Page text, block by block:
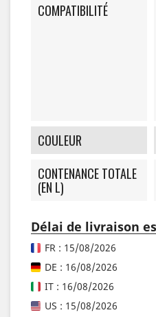
COMPATIBILITÉ
COULEUR
CONTENANCE TOTALE
(EN L)
Délai de livraison
FR : 15/08/2026
DE : 16/08/2026
IT : 16/08/2026
US : 15/08/2026